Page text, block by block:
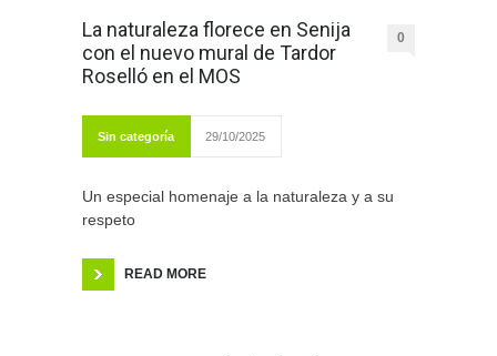
La naturaleza florece en Senija
con el nuevo mural de Tardor
Roselló en el MOS
0
Sin categoría 29/10/2025
Un especial homenaje a la naturaleza y a su
respeto
READ MORE